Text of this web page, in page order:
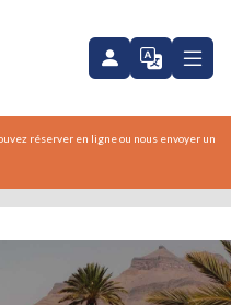
réserver en ligne ou nous envoyer un